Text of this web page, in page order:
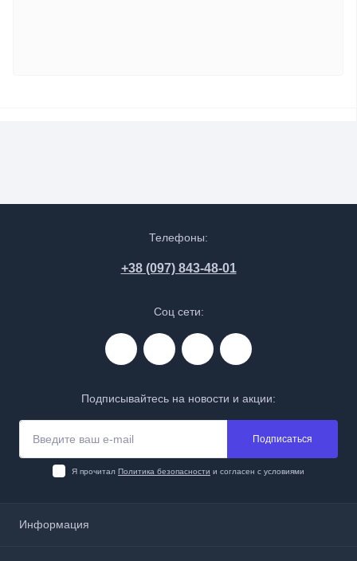
Телефоны:
+38 (097) 843-48-01
Соц сети:
Подписывайтесь на новости и акции:
Подписаться
Я прочитал Политика безопасности и согласен с условиями
Информация